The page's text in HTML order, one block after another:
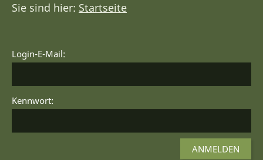
Sie sind hier: Startseite
Login-E-Mail:
Kennwort: